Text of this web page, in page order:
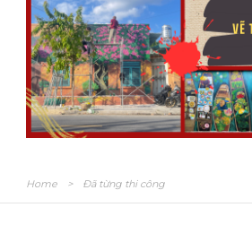
Home > Đã từng thi công